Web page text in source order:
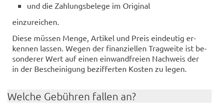
und die Zah­lungs­be­le­ge im Ori­gi­nal
ein­zu­rei­chen.
Diese müs­sen Menge, Ar­ti­kel und Preis ein­deu­tig er­
ken­nen las­sen. Wegen der fi­nan­zi­el­len Trag­wei­te ist be­
son­de­rer Wert auf einen ein­wand­frei­en Nach­weis der
in der Be­schei­ni­gung be­zif­fer­ten Kos­ten zu legen.
Wel­che Ge­büh­ren fal­len an?